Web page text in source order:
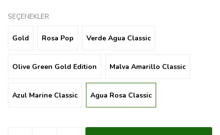
SEÇENEKLER
Gold Rosa Pop Verde Agua Classic
Olive Green Gold Edition Malva Amarillo Classic
Azul Marine Classic Agua Rosa Classic